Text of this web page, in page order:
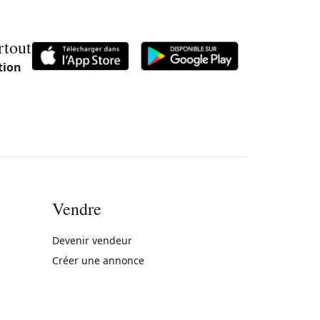
Vendre
Devenir vendeur
Créer une annonce